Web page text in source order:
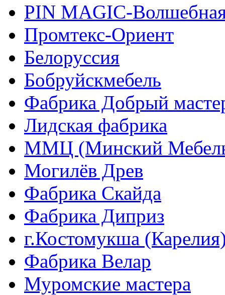
PIN MAGIС-
Промтекс-Ориент
Белоруссия
Бобруйскмебель
Фабрика Добрый
Лидская фабрика
ММЦ (Минский
Могилёв Древ
Фабрика Скайда
Фабрика Диприз
г.Костомукша
Фабрика Велар
Муромские мастера